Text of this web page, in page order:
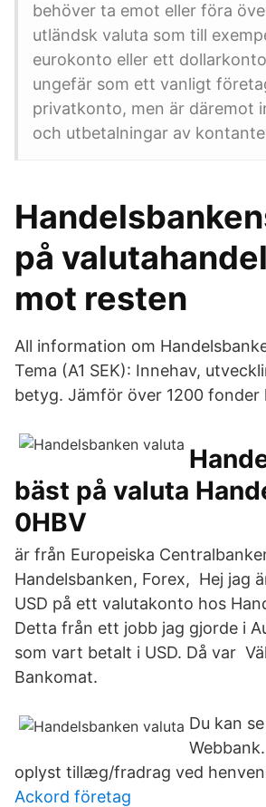
behöver ta emot eller föra
utländsk valuta som till
eurokonto eller ett
ungefär som ett vanligt
privatkonto, men är däremot
och utbetalningar av
på
mot resten
All information om
Tema (A1 SEK): Innehav,
betyg. Jämför över 1200 fonder
bäst på valuta
0HBV
är från Europeiska
Handelsbanken, Forex, Hej jag
USD på ett valutakonto hos
Detta från ett jobb jag gjorde i
som vart betalt i USD. Då var
Bankomat.
Du kan
oplyst tillæg/fradrag ved
Ackord företag